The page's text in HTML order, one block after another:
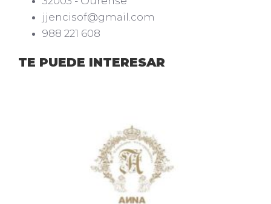
jjencisof@gmail.com
988 221 608
TE PUEDE INTERESAR